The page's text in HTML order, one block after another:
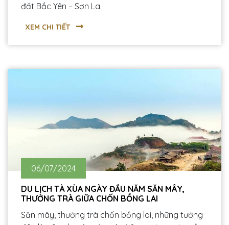
đất Bắc Yên – Sơn La.
XEM CHI TIẾT
06/07/2024
DU LỊCH TÀ XÙA NGÀY ĐẦU NĂM SĂN MÂY,
THƯỞNG TRÀ GIỮA CHỐN BỒNG LAI
Săn mây, thưởng trà chốn bồng lai, những tưởng